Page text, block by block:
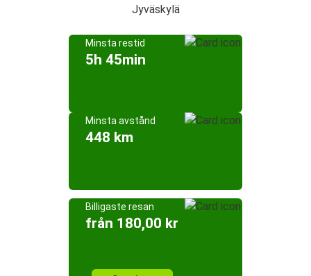
Jyväskylä
Minsta restid
5h 45min
Minsta avstånd
448 km
Billigaste resan
från 180,00 kr